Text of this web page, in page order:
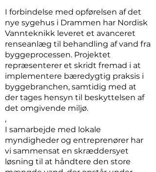
I forbindelse med opførelsen af det
nye sygehus i Drammen har Nordisk
Vannteknikk leveret et avanceret
renseanlæg til behandling af vand fra
byggeprocessen. Projektet
repræsenterer et skridt fremad i at
implementere bæredygtig praksis i
byggebranchen, samtidig med at
der tages hensyn til beskyttelsen af
det omgivende miljø.
,
I samarbejde med lokale
myndigheder og entreprenører har
vi sammensat en skræddersyet
løsning til at håndtere den store